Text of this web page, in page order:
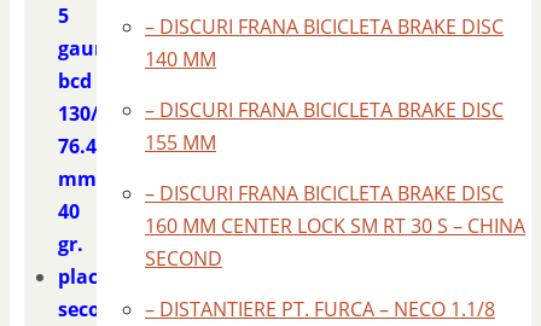
5
gauri
bcd
130/
76.4
mm.
40
gr.
placa
second
– DISCURI FRANA BICICLETA BRAKE DISC
140 MM
– DISCURI FRANA BICICLETA BRAKE DISC
155 MM
– DISCURI FRANA BICICLETA BRAKE DISC
160 MM CENTER LOCK SM RT 30 S – CHINA
SECOND
– DISTANTIERE PT. FURCA – NECO 1.1/8